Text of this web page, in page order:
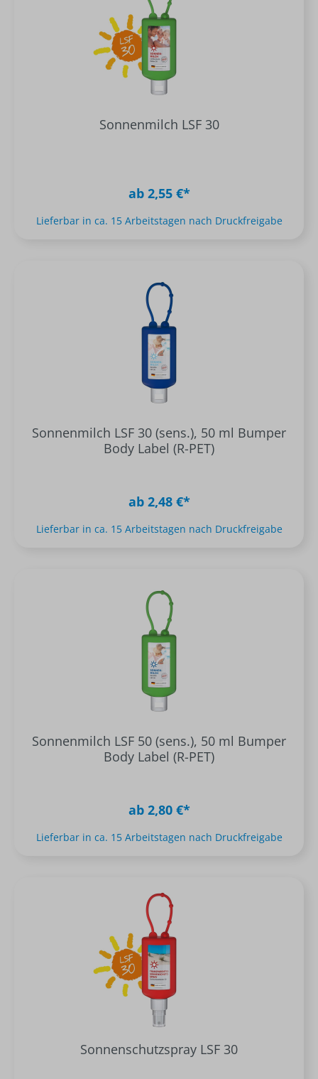
Sonnenmilch LSF 30
ab 2,55 €*
Lieferbar in ca. 15 Arbeitstagen nach Druckfreigabe
Sonnenmilch LSF 30 (sens.), 50 ml Bumper
Body Label (R-PET)
ab 2,48 €*
Lieferbar in ca. 15 Arbeitstagen nach Druckfreigabe
Sonnenmilch LSF 50 (sens.), 50 ml Bumper
Body Label (R-PET)
ab 2,80 €*
Lieferbar in ca. 15 Arbeitstagen nach Druckfreigabe
Sonnenschutzspray LSF 30